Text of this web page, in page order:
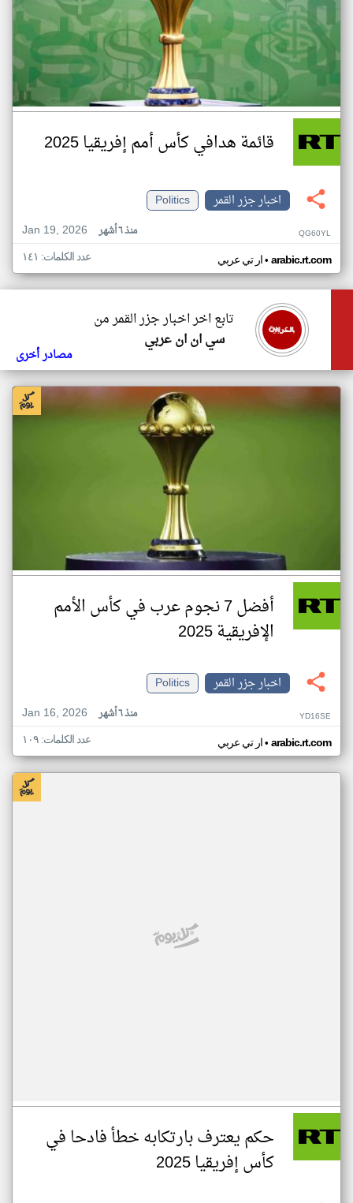
قائمة هدافي كأس أمم إفريقيا 2025
اخبار جزر القمر
Politics
Jan 19, 2026
منذ ٦ أشهر QG60YL
ار تي عربي• arabic.rt.com عدد الكلمات: ١٤١
تابع اخر اخبار جزر القمر من
سي ان ان عربي
مصادر أخرى
أفضل 7 نجوم عرب في كأس الأمم
الإفريقية 2025
اخبار جزر القمر
Politics
Jan 16, 2026
منذ ٦ أشهر YD16SE
ار تي عربي• arabic.rt.com عدد الكلمات: ١٠٩
حكم يعترف بارتكابه خطأ فادحا في
كأس إفريقيا 2025